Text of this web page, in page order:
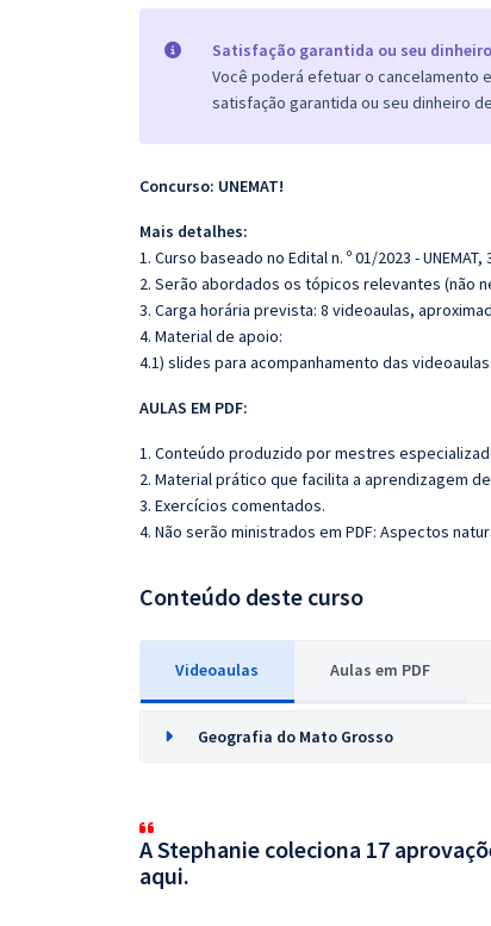
Satisfação garantida ou seu
Você poderá efetuar o cancelamento
satisfação garantida ou seu dinheiro
Concurso: UNEMAT!
Mais detalhes:
1. Curso baseado no Edital n. º 01/2023 -
2. Serão abordados os tópicos relevantes (não
3. Carga horária prevista: 8 videoaulas,
4. Material de apoio:
4.1) slides para acompanhamento das videoaulas.
AULAS EM PDF:
1. Conteúdo produzido por mestres
2. Material prático que facilita a aprendizagem
3. Exercícios comentados.
4. Não serão ministrados em PDF: Aspectos
Conteúdo deste curso
Videoaulas Aulas em PDF
Geografia do Mato Grosso
A Stephanie coleciona 17
aqui.